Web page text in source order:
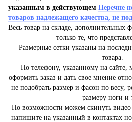
указанным в действующем Перечне
товаров надлежащего качества, не
Весь товар на складе, дополнительных
только те, что
Размерные сетки указаны на
товара.
По телефону, указанному на
оформить заказ и дать свое мнение
не подобрать размер и фасон по весу,
размеру ноги и
По возможности можем скинуть видео
напишите на указанный в контактах